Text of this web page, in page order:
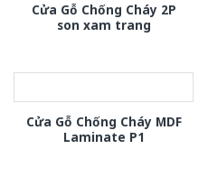
Cửa Gỗ Chống Cháy 2P
son xam trang
Cửa Gỗ Chống Cháy MDF
Laminate P1